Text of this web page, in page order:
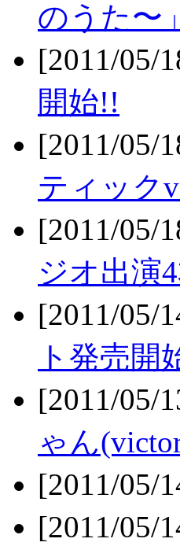
のうた〜
[2011/05/
開始!!
[2011/05/
ティック
[2011/05/
ジオ出演
[2011/05/
ト発売開
[2011/05/
ゃん
[2011/05/
[2011/05/